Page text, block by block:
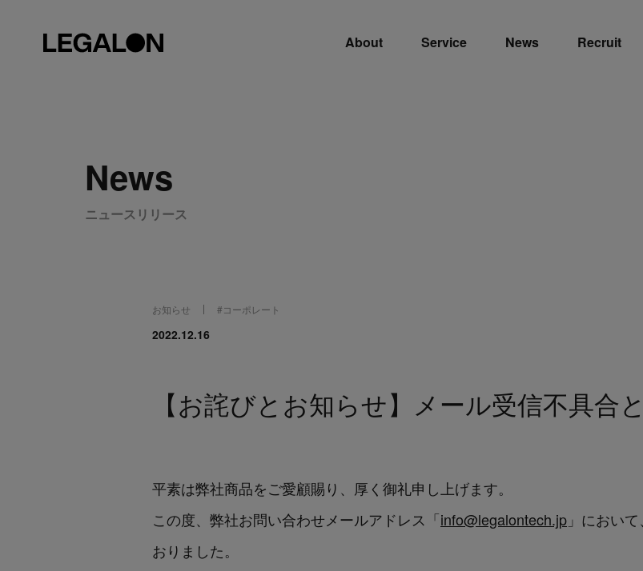
About Service News Recruit
News
ニュースリリース
お知らせ #コーポレート
2022.12.16
【お詫びとお知らせ】メール受信不具合
平素は弊社商品をご愛顧賜り、厚く御礼申し上げます。
この度、弊社お問い合わせメールアドレス「info@legalontech.jp 」におい
おりました。